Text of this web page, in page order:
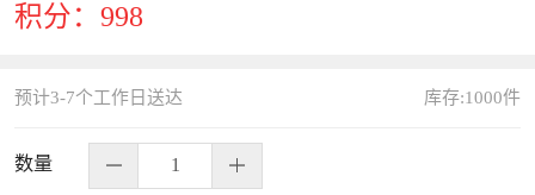
积分：998
库存:1000件
预计3-7个工作日送达
数量